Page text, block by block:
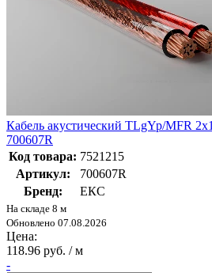
Кабель акустический TLgYp/MFR
700607R
Код товара: 7521215
Артикул:
700607R
Бренд:
ЕКС
На складе 8 м
Обновлено 07.08.2026
Цена:
118.96 руб. / м
-